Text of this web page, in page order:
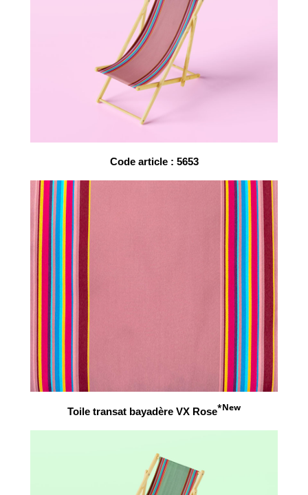
Code article : 5653
Toile transat bayadère VX Rose*New